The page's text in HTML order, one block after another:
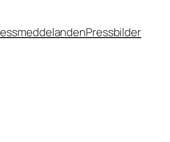
Pressbilder